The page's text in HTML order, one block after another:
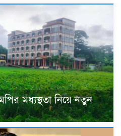
মধ্যস্থতা নিয়ে নতুন